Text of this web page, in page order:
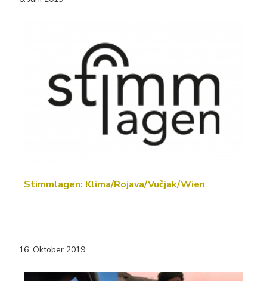
Stimmlagen: Klima/Rojava/Vučjak/Wien
16. Oktober 2019